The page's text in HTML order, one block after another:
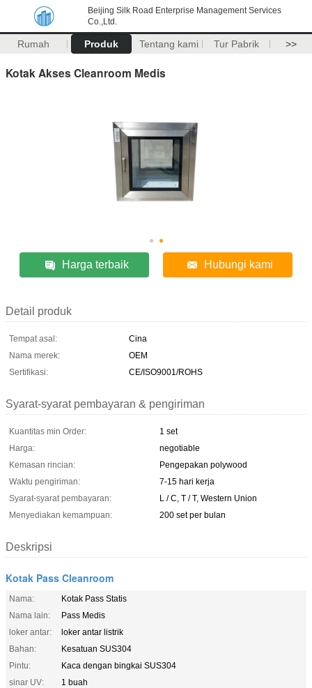
Beijing Silk Road Enterprise Management Services
Co.,Ltd.
Rumah Produk Tentang kami Tur Pabrik >>
Kotak Akses Cleanroom Medis
Harga terbaik Hubungi kami
Detail produk
Tempat asal:
Cina
Nama merek:
OEM
Sertifikasi:
CE/ISO9001/ROHS
Syarat-syarat pembayaran & pengiriman
Kuantitas min Order:
1 set
Harga:
negotiable
Kemasan rincian:
Pengepakan polywood
Waktu pengiriman:
7-15 hari kerja
Syarat-syarat pembayaran:
L / C, T / T, Western Union
Menyediakan kemampuan:
200 set per bulan
Deskripsi
Kotak Pass Cleanroom
Nama:
Kotak Pass Statis
Nama lain:
Pass Medis
loker antar:
loker antar listrik
Bahan:
Kesatuan SUS304
Pintu:
Kaca dengan bingkai SUS304
sinar UV:
1 buah